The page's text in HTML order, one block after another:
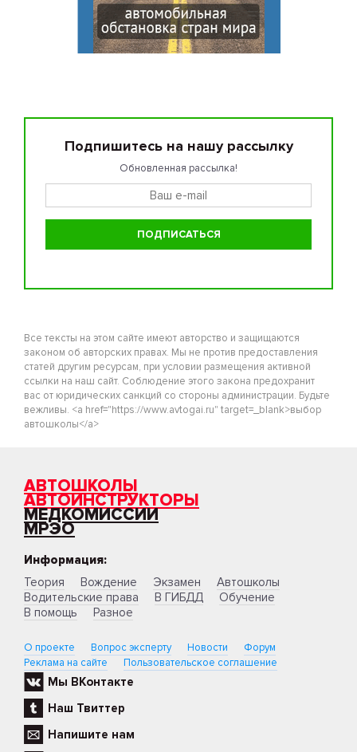
Подпишитесь на нашу рассылку
Обновленная рассылка!
Все тексты на этом сайте имеют авторство и защищаются
законом об авторских правах. Мы не против предоставления
статей другим ресурсам, при условии размещения активной
ссылки на наш сайт. Соблюдение этого закона предохранит
вас от юридических санкций со стороны администрации. Будьте
вежливы. <a href="https://www.avtogai.ru" target=_blank>выбор
автошколы</a>
АВТОШКОЛЫ
АВТОИНСТРУКТОРЫ
МЕДКОМИССИИ
МРЭО
Информация:
Теория
Вождение Экзамен
Автошколы
Водительские права
В ГИБДД
Обучение
В помощь
Разное
О проекте Вопрос эксперту Новости
Форум
Реклама на сайте
Пользовательское соглашение
Мы ВКонтакте
Наш Твиттер
Напишите нам